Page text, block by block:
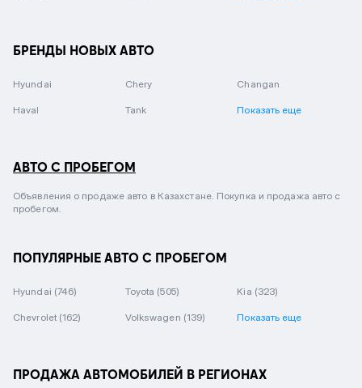
БРЕНДЫ НОВЫХ АВТО
Hyundai Chery Changan
Haval Tank Показать еще
АВТО С ПРОБЕГОМ
Объявления о продаже авто в Казахстане. Покупка и продажа авто с
пробегом.
ПОПУЛЯРНЫЕ АВТО С ПРОБЕГОМ
Hyundai (746) Toyota (505) Kia (323)
Chevrolet (162) Volkswagen (139) Показать еще
ПРОДАЖА АВТОМОБИЛЕЙ В РЕГИОНАХ